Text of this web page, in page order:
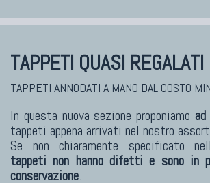
TAPPETI MODERNI
Tibet Contemporanei
Bhadohi Moderni
Kala Laie
Reloaded
Tappeti Moderni Collezione Morandi
TAPPETI QUASI REGALATI
TAPPETI ANNODATI A MANO DAL COSTO
In questa nuova sezione proponiamo
tappeti appena arrivati nel nostro
Se non chiaramente specificato
tappeti non hanno difetti e sono in
conservazione.